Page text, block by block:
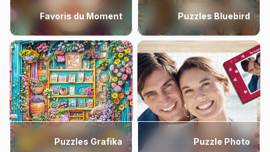
Favoris du Moment Puzzles Bluebird
Puzzles Grafika Puzzle Photo